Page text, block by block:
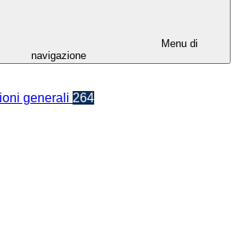
Menu di
navigazione
generali 264